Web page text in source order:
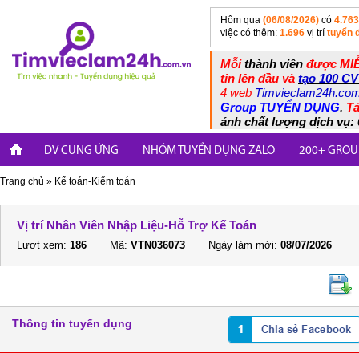
Hôm qua (06/08/2026) có 4.763
việc có thêm: 1.696 vị trí tuyển
Mỗithành viên được
tin lên đầu và tạo 100
4 web
Group TUYỂN DỤNG.
ánh chất lượng dịch vụ:
DV CUNG ỨNG NHÓM TUYỂN DỤNG ZALO 200+
Trang chủ » Kế toán-Kiểm toán
Vị trí Nhân Viên Nhập Liệu-Hỗ Trợ Kế Toán
Lượt xem: 186 Mã: VTN036073 Ngày làm mới: 08/07/2026
Thông tin tuyển dụng